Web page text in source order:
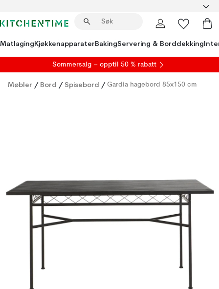
MatlagingKjøkkenapparaterBakingServering & Borddekking
Sommersalg – opptil 50 % rabatt
Møbler / Bord / Spisebord / Gardia hagebord 85x150 cm